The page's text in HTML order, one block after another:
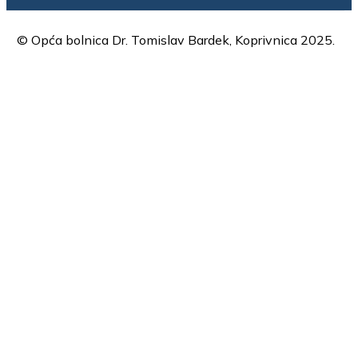
© Opća bolnica Dr. Tomislav Bardek, Koprivnica 2025.